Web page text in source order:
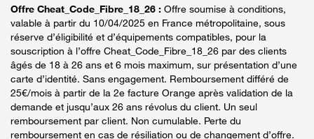
Offre Cheat_Code_Fibre_18_26 : Offre soumise à conditions,
valable à partir du 10/04/2025 en France métropolitaine, sous
réserve d’éligibilité et d’équipements compatibles, pour la
souscription à l’offre Cheat_Code_Fibre_18_26 par des clients
âgés de 18 à 26 ans et 6 mois maximum, sur présentation d’une
carte d’identité. Sans engagement. Remboursement différé de
25€/mois à partir de la 2e facture Orange après validation de la
demande et jusqu’aux 26 ans révolus du client. Un seul
remboursement par client. Non cumulable. Perte du
remboursement en cas de résiliation ou de changement d’offre.